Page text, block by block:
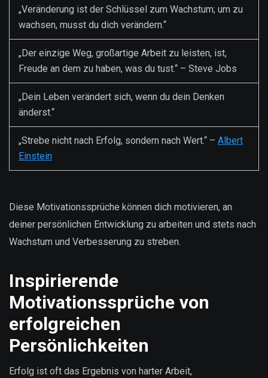
„Veränderung ist der Schlüssel zum Wachstum; um zu
wachsen, musst du dich verändern.“
„Der einzige Weg, großartige Arbeit zu leisten, ist,
Freude an dem zu haben, was du tust.“ – Steve Jobs
„Dein Leben verändert sich, wenn du dein Denken
änderst.“
„Strebe nicht nach Erfolg, sondern nach Wert.“ – Albert
Einstein
Diese Motivationssprüche können dich motivieren, an
deiner persönlichen Entwicklung zu arbeiten und stets nach
Wachstum und Verbesserung zu streben.
Inspirierende
Motivationssprüche von
erfolgreichen
Persönlichkeiten
Erfolg ist oft das Ergebnis von harter Arbeit,